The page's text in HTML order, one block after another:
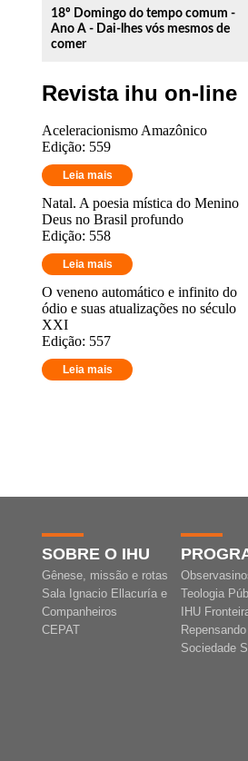
18º Domingo do tempo comum -
Ano A - Dai-lhes vós mesmos de
comer
Revista ihu on-line
Aceleracionismo Amazônico
Edição: 559
Leia mais
Natal. A poesia mística do Menino
Deus no Brasil profundo
Edição: 558
Leia mais
O veneno automático e infinito do
ódio e suas atualizações no século
XXI
Edição: 557
Leia mais
SOBRE O IHU
Gênese, missão e rotas
Sala Ignacio Ellacuría e
Companheiros
CEPAT
Teologia
IHU
Sociedade